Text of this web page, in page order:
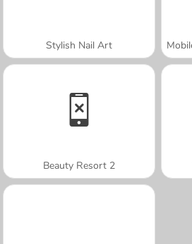
Stylish Nail Art
Beauty Resort 2